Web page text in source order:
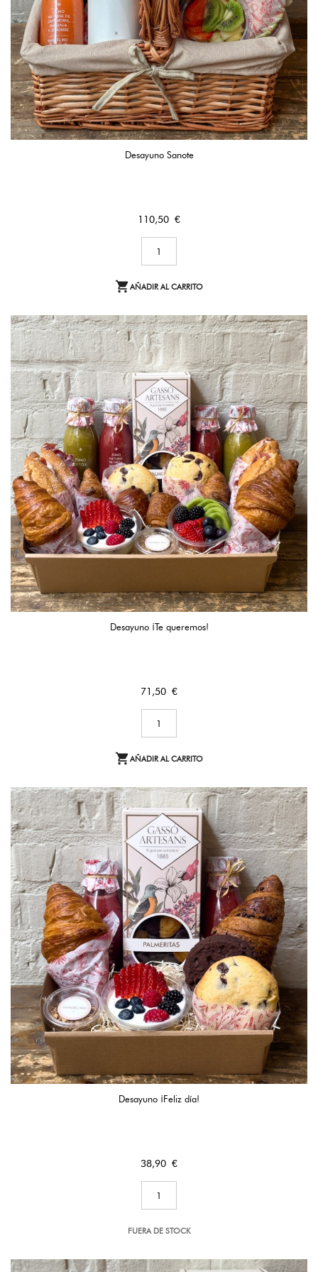
Desayuno Sanote
Precio
110,50 €
AÑADIR AL CARRITO
Desayuno ¡Te queremos!
Precio
71,50 €
AÑADIR AL CARRITO
Desayuno ¡Feliz día!
Precio
38,90 €
FUERA DE STOCK